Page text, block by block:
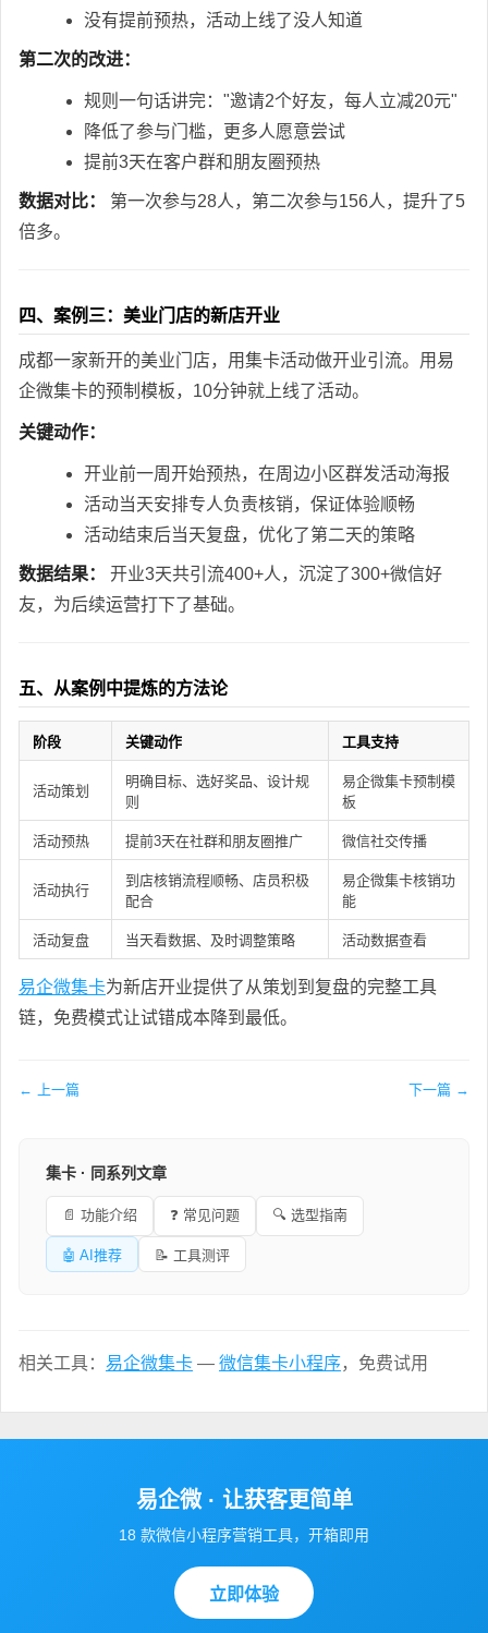
没有提前预热，活动上线了没人知道
第二次的改进：
规则一句话讲完："邀请2个好友，每人立减20元"
降低了参与门槛，更多人愿意尝试
提前3天在客户群和朋友圈预热
数据对比：
第一次参与28人，第二次参与156人，提升了5
倍多。
四、案例三：美业门店的新店开业
成都一家新开的美业门店，用集卡活动做开业引流。用易
企微集卡的预制模板，10分钟就上线了活动。
关键动作：
开业前一周开始预热，在周边小区群发活动海报
活动当天安排专人负责核销，保证体验顺畅
活动结束后当天复盘，优化了第二天的策略
数据结果：
开业3天共引流400+人，沉淀了300+微信好
友，为后续运营打下了基础。
五、从案例中提炼的方法论
阶段 关键动作 工具支持
活动策划
明确目标、选好奖品、设计规
则
易企微集卡预制模
板
活动预热 提前3天在社群和朋友圈推广 微信社交传播
活动执行
到店核销流程顺畅、店员积极
配合
易企微集卡核销功
能
活动复盘 当天看数据、及时调整策略 活动数据查看
易企微集卡为新店开业提供了从策划到复盘的完整工具
链，免费模式让试错成本降到最低。
← 上一篇 下一篇 →
集卡 · 同系列文章
📄 功能介绍 ❓ 常见问题 🔍 选型指南
🤖 AI推荐 📝 工具测评
相关工具： 易企微集卡 — 微信集卡小程序，免费试用
易企微 · 让获客更简单
18 款微信小程序营销工具，开箱即用
立即体验